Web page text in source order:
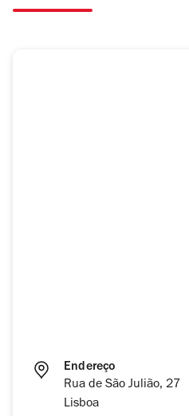
Endereço
Rua de São Julião, 27
Lisboa